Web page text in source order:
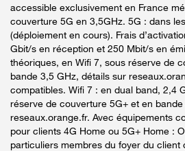
accessible exclusivement en France
couverture 5G en 3,5GHz. 5G : dans
(déploiement en cours). Frais
Gbit/s en réception et 250 Mbit/s en
théoriques, en Wifi 7, sous réserve de
bande 3,5 GHz, détails sur
compatibles. Wifi 7 : en dual band, 2,4
réserve de couverture 5G+ et en
reseaux.orange.fr. Avec équipements
pour clients 4G Home ou 5G+ Home :
particuliers membres du foyer du client